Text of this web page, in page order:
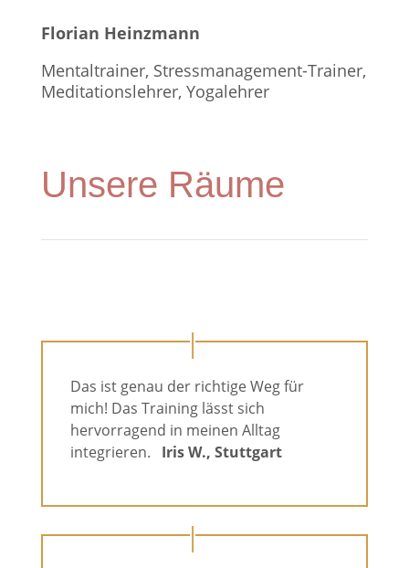
​Florian Heinzmann
Mentaltrainer, Stressmanagement-Trainer,
Meditationslehrer, Yogalehrer
Unsere Räume
Das ist genau der richtige Weg für
mich! Das Training lässt sich
hervorragend in meinen Alltag
integrieren. Iris W., Stuttgart